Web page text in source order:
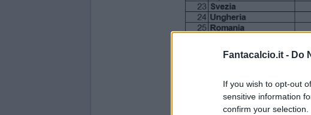
Fantacalcio.it - Do
If you wish to opt-out
sensitive information
confirm your